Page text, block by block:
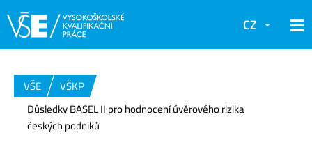
CZ
VŠE
VŠKP
Důsledky BASEL II pro hodnocení úvěrového rizika
českých podniků